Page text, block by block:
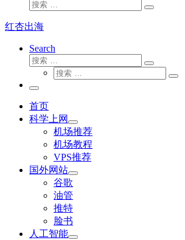
搜
搜
红杏出海
Search
搜
搜
索
搜
搜
主
菜
单
首页
科学上网
机场推荐
机场教程
VPS推荐
国外网站
谷歌
油管
推特
脸书
人工智能